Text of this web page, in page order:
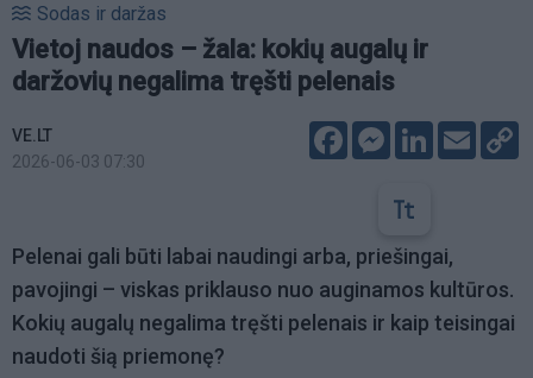
Sodas ir daržas
Vietoj naudos – žala: kokių augalų ir
daržovių negalima tręšti pelenais
VE.LT
2026-06-03 07:30
FacebookMessenger
LinkedIn
Email
Pelenai gali būti labai naudingi arba, priešingai,
pavojingi – viskas priklauso nuo auginamos kultūros.
Kokių augalų negalima tręšti pelenais ir kaip teisingai
naudoti šią priemonę?